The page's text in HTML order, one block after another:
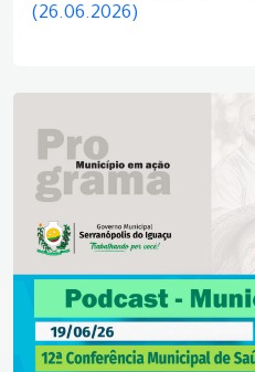
(26.06.2026)